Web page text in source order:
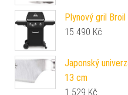
Plynový gril
15 490 Kč
Japonský
13 cm
1 529 Kč